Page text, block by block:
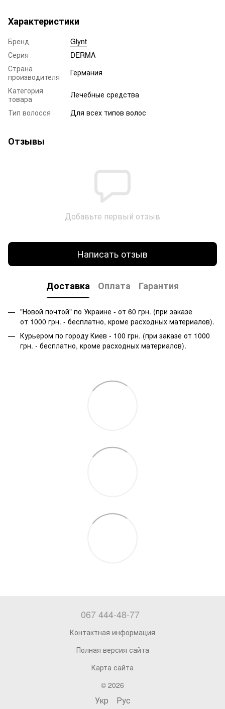
Характеристики
Бренд
Glynt
Серия
DERMA
Страна
производителя
Германия
Категория
товара
Лечебные средства
Тип волосся
Для всех типов волос
Отзывы
Добавьте первый отзыв
Написать отзыв
Доставка Оплата Гарантия
"Новой почтой" по Украине - от 60 грн. (при заказе
от 1000 грн. - бесплатно, кроме расходных материалов).
Курьером по городу Киев - 100 грн. (при заказе от 1000
грн. - бесплатно, кроме расходных материалов).
067 444-48-77
Контактная информация
Полная версия сайта
Карта сайта
© 2026
Укр Рус